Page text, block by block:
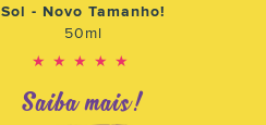
Sol - Novo Tamanho!
50ml
★★★★★
Saiba mais!